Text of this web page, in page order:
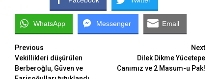
WhatsApp Messenger Email
Continue
Reading
Previous
Vekillikleri düşürülen
Berberoğlu, Güven ve
Next
Dilek Dikme Yücetepe
Canımız ve 2 Masum-u Pak!